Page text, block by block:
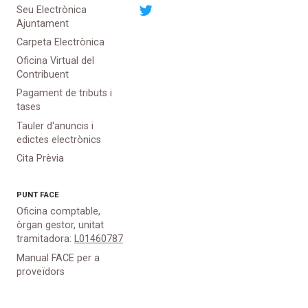
Seu Electrònica
Ajuntament
Carpeta Electrònica
Oficina Virtual del
Contribuent
Pagament de tributs i
tases
Tauler d'anuncis i
edictes electrònics
Cita Prèvia
PUNT FACE
Oficina comptable,
òrgan gestor, unitat
tramitadora: L01460787
Manual FACE per a
proveïdors